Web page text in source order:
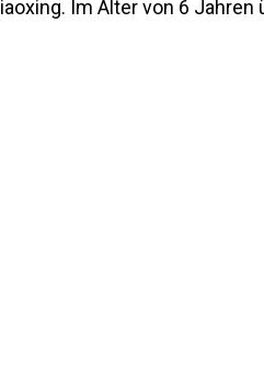
Im Alter von 6